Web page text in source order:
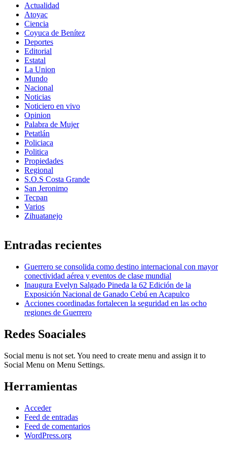
Actualidad
Atoyac
Ciencia
Coyuca de Benítez
Deportes
Editorial
Estatal
La Union
Mundo
Nacional
Noticias
Noticiero en vivo
Opinion
Palabra de Mujer
Petatlán
Policiaca
Politica
Propiedades
Regional
S.O.S Costa Grande
San Jeronimo
Tecpan
Varios
Zihuatanejo
Entradas recientes
Guerrero se consolida como destino internacional con mayor
conectividad aérea y eventos de clase mundial
Inaugura Evelyn Salgado Pineda la 62 Edición de la
Exposición Nacional de Ganado Cebú en Acapulco
Acciones coordinadas fortalecen la seguridad en las ocho
regiones de Guerrero
Redes Soaciales
Social menu is not set. You need to create menu and assign it to
Social Menu on Menu Settings.
Herramientas
Acceder
Feed de entradas
Feed de comentarios
WordPress.org